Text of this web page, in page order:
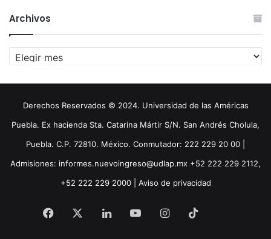
Archivos
Archivos
Derechos Reservados © 2024. Universidad de las Américas
Puebla. Ex hacienda Sta. Catarina Mártir S/N. San Andrés Cholula,
Puebla. C.P. 72810. México. Conmutador: 222 229 20 00 |
Admisiones: informes.nuevoingreso@udlap.mx +52 222 229 2112,
+52 222 229 2000 | Aviso de privacidad
Facebook LinkedInYouTubeInstagram